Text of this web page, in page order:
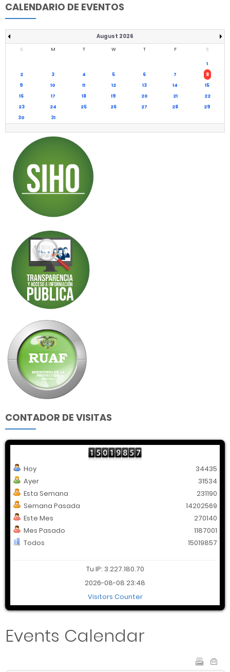
CALENDARIO DE EVENTOS
August 2026
S M T W T F S
1
2
3 4 5 6 7
8
9
10 11 12 13 14
15
16
17 18 19 20 21
22
23
24 25 26 27 28
29
30
31
CONTADOR DE VISITAS
Hoy
Ayer
Esta Semana
Semana Pasada
Este Mes
Mes Pasado
Todos
34435
31534
231190
14202569
270140
1187001
15019857
Tu IP: 3.227.180.70
2026-08-08 23:48
Visitors Counter
Events Calendar